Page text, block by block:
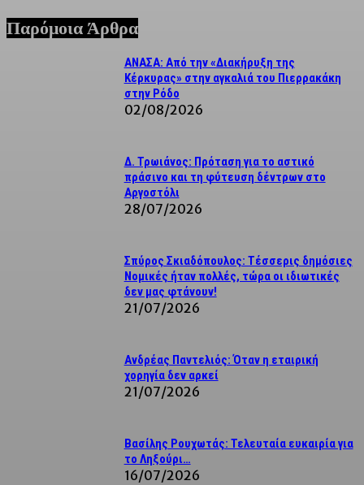
Παρόμοια Άρθρα
ΑΝΑΣΑ: Από την «Διακήρυξη της
Κέρκυρας» στην αγκαλιά του Πιερρακάκη
στην Ρόδο
02/08/2026
Δ. Τρωιάνος: Πρόταση για το αστικό
πράσινο και τη φύτευση δέντρων στο
Αργοστόλι
28/07/2026
Σπύρος Σκιαδόπουλος: Τέσσερις δημόσιες
Νομικές ήταν πολλές, τώρα οι ιδιωτικές
δεν μας φτάνουν!
21/07/2026
Ανδρέας Παντελιός: Όταν η εταιρική
χορηγία δεν αρκεί
21/07/2026
Βασίλης Ρουχωτάς: Τελευταία ευκαιρία για
το Ληξούρι…
16/07/2026